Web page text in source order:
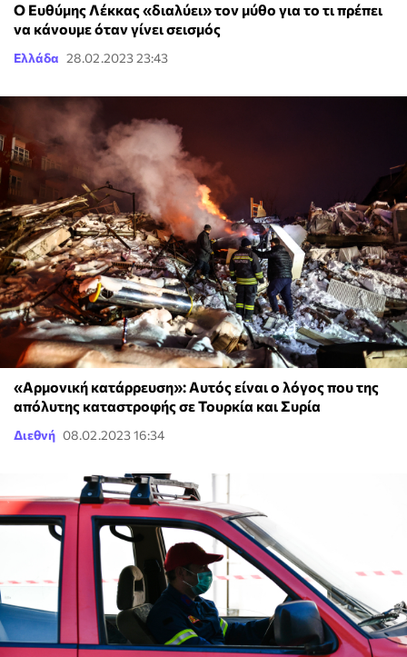
Ο Ευθύμης Λέκκας «διαλύει» τον μύθο για το τι πρέπει
να κάνουμε όταν γίνει σεισμός
Ελλάδα 28.02.2023 23:43
«Αρμονική κατάρρευση»: Αυτός είναι ο λόγος που της
απόλυτης καταστροφής σε Τουρκία και Συρία
Διεθνή 08.02.2023 16:34